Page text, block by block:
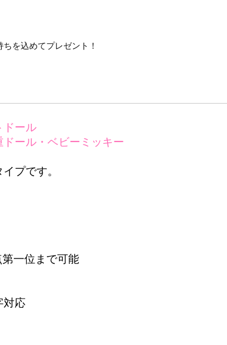
を込めてプレゼント！
ドール
ール・ベビーミッキー
プです。
一位まで可能
対応